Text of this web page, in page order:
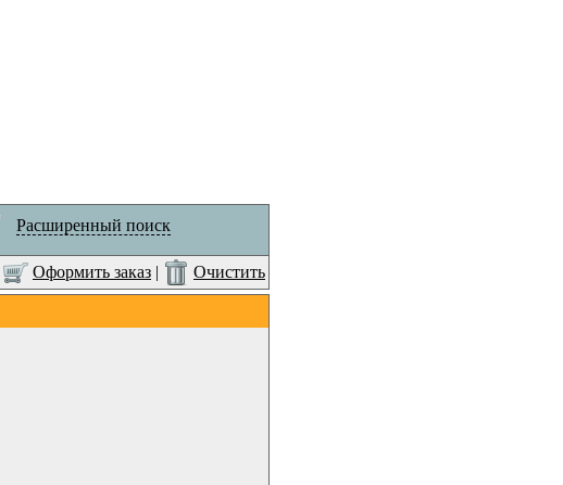
Расширенный поиск
Оформить заказ | Очистить